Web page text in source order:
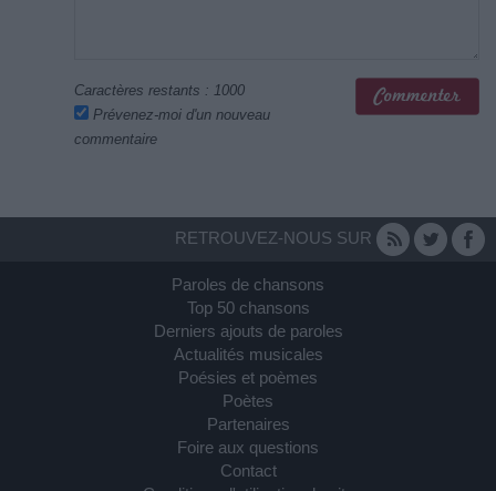
Caractères restants : 1000
Prévenez-moi d'un nouveau
commentaire
RETROUVEZ-NOUS SUR
Paroles de chansons
Top 50 chansons
Derniers ajouts de paroles
Actualités musicales
Poésies et poèmes
Poètes
Partenaires
Foire aux questions
Contact